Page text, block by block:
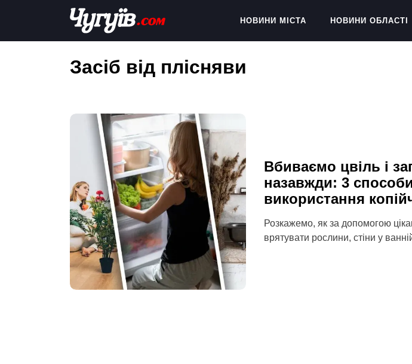
Chuguiv
НОВИНИ МІСТА НОВИНИ ОБЛАСТІ
Засіб від плісняви
Вбиваємо цвіль і
назавжди: 3
використання
Розкажемо, як за допомогою
врятувати рослини, стіни у